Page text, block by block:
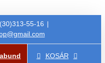
55-16 |
KOSÁR